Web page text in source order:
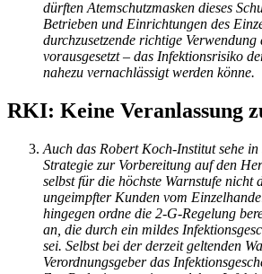
dürften Atemschutzmasken dieses
Betrieben und Einrichtungen des
durchzusetzende richtige Verwendung
vorausgesetzt – das Infektionsrisiko
nahezu vernachlässigt werden könne.
RKI: Keine Veranlassung
Auch das Robert Koch-Institut sehe
Strategie zur Vorbereitung auf den
selbst für die höchste Warnstufe nicht
ungeimpfter Kunden vom
hingegen ordne die 2-G-Regelung
an, die durch ein mildes
sei. Selbst bei der derzeit geltenden
Verordnungsgeber das